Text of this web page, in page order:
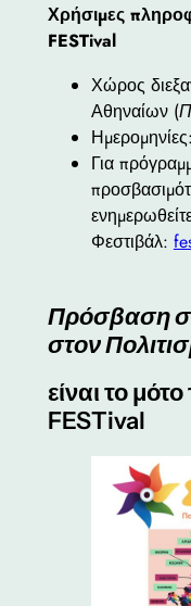
Χρήσιμες
FESTival
Χώρος
Αθηναίων (
Για
Φεστιβάλ:
Πρόσβαση
στον
είναι το
FESTival